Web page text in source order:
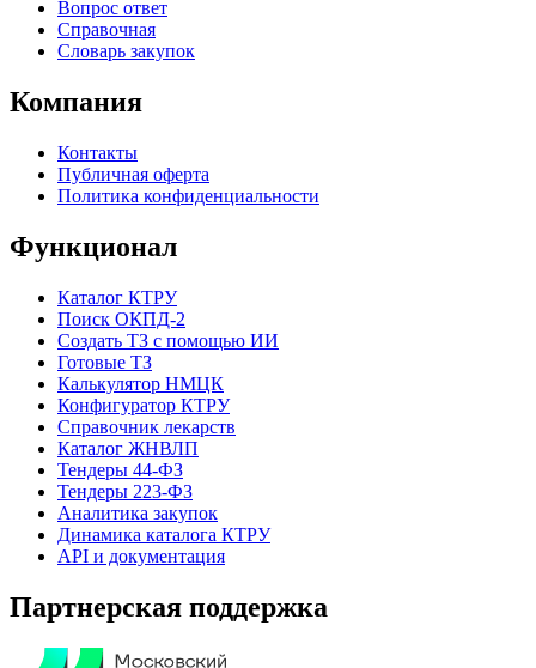
Вопрос ответ
Справочная
Словарь закупок
Компания
Контакты
Публичная оферта
Политика конфиденциальности
Функционал
Каталог КТРУ
Поиск ОКПД-2
Создать ТЗ с помощью ИИ
Готовые ТЗ
Калькулятор НМЦК
Конфигуратор КТРУ
Справочник лекарств
Каталог ЖНВЛП
Тендеры 44-ФЗ
Тендеры 223-ФЗ
Аналитика закупок
Динамика каталога КТРУ
API и документация
Партнерская поддержка